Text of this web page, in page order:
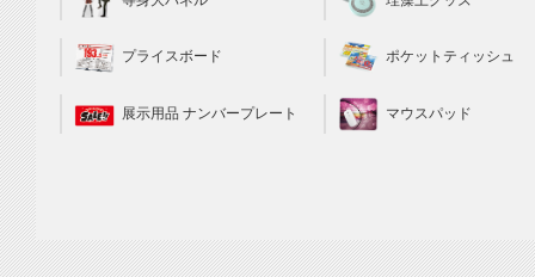
プライスボード
展示用品 ナンバープレート
ポケットティッシュ
マウスパッド